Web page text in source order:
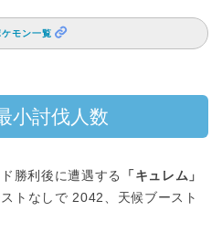
モン一覧
小討伐人数
勝利後に遭遇する
「キュレム」
トなしで 2042、天候ブースト